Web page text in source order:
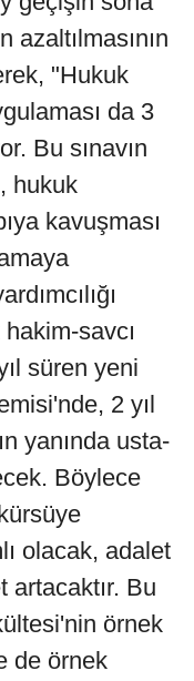
azaltılmasının
"Hukuk
da 3
Bu sınavın
hukuk
kavuşması
savcı
süren yeni
2 yıl
yanında usta-
Böylece
olacak, adalet
artacaktır. Bu
örnek
de örnek